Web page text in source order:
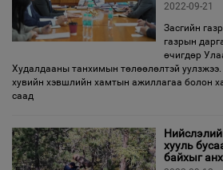
2022-09-21
Засгийн
газрын
өчигдөр
Худалдааны танхимын төлөөлөлтэй уулзжээ.
хувийн хэвшлийн хамтын ажиллагаа болон
саад
хууль
байхыг